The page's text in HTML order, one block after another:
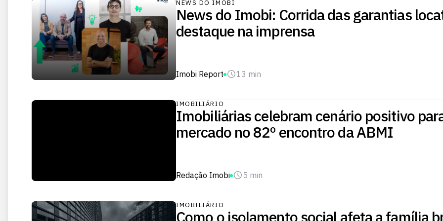
NEWS DO IMOBI
News do Imobi: Corrida das garantias
destaque na imprensa
Imobi Report 13 min
IMOBILIÁRIO
Imobiliárias celebram cenário positivo
mercado no 82º encontro da ABMI
Redação Imobi 5 min
IMOBILIÁRIO
Como o isolamento social afeta a família